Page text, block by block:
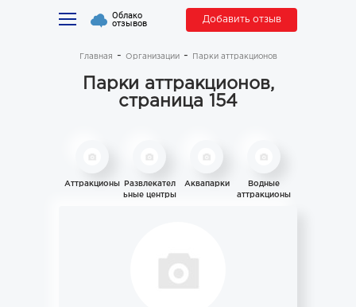
Облако
отзывов Добавить отзыв
Главная Организации Парки аттракционов
Парки аттракционов,
страница 154
Аттракционы
Развлекател
ьные центры
Аквапарки
Водные
аттракционы